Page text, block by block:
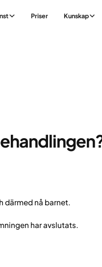
Priser Kunskap
nå barnet.
har avslutats.